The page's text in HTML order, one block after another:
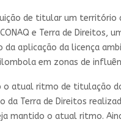
de titular um território
e Terra de Direitos,
da aplicação da licença
em zonas de
o atual ritmo de titulação
da Terra de Direitos
mantido o atual ritmo.